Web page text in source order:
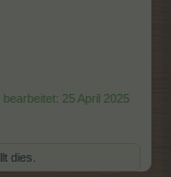
bearbeitet: 25 April 2025
dies.